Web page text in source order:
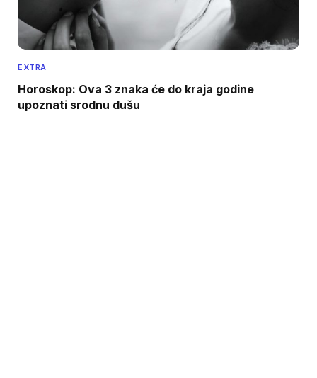
EXTRA
Horoskop: Ova 3 znaka će do kraja godine
upoznati srodnu dušu